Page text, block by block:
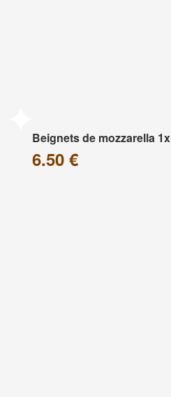
Beignets de mozzarella 1x
6.50 €